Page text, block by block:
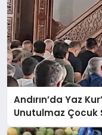
Andırın’da Yaz
Unutulmaz Çocuk